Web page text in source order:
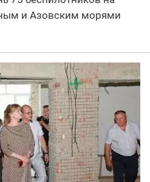
и Азовским морями